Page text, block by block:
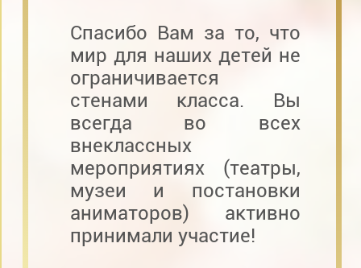
Спасибо Вам за то, что
мир для наших детей не
ограничивается
стенами класса. Вы
всегда во всех
внеклассных
мероприятиях (театры,
музеи и постановки
аниматоров) активно
принимали участие!